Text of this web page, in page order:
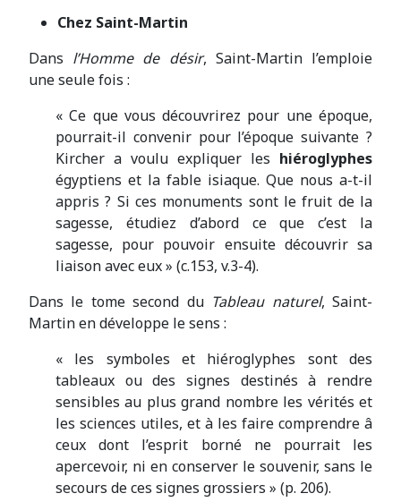
Chez Saint-Martin
Dans l’Homme de désir, Saint-Martin l’emploie
une seule fois :
« Ce que vous découvrirez pour une époque,
pourrait-il convenir pour l’époque suivante ?
Kircher a voulu expliquer les hiéroglyphes
égyptiens et la fable isiaque. Que nous a-t-il
appris ? Si ces monuments sont le fruit de la
sagesse, étudiez d’abord ce que c’est la
sagesse, pour pouvoir ensuite découvrir sa
liaison avec eux » (c.153, v.3-4).
Dans le tome second du Tableau naturel, Saint-
Martin en développe le sens :
« les symboles et hiéroglyphes sont des
tableaux ou des signes destinés à rendre
sensibles au plus grand nombre les vérités et
les sciences utiles, et à les faire comprendre â
ceux dont l’esprit borné ne pourrait les
apercevoir, ni en conserver le souvenir, sans le
secours de ces signes grossiers » (p. 206).